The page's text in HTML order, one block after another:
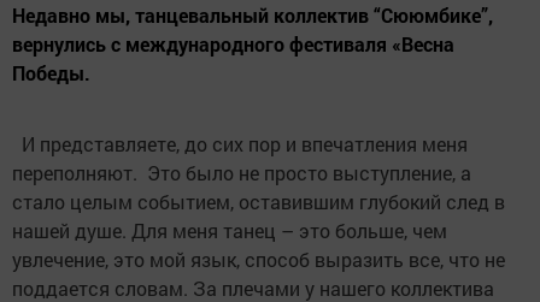
Недавно мы, танцевальный коллектив “Сююмбике”,
вернулись с международного фестиваля «Весна
Победы.
И представляете, до сих пор и впечатления меня
переполняют. Это было не просто выступление, а
стало целым событием, оставившим глубокий след в
нашей душе. Для меня танец – это больше, чем
увлечение, это мой язык, способ выразить все, что не
поддается словам. За плечами у нашего коллектива